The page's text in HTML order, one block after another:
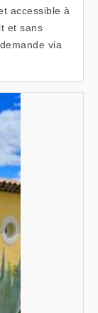
accessible à
et sans
via